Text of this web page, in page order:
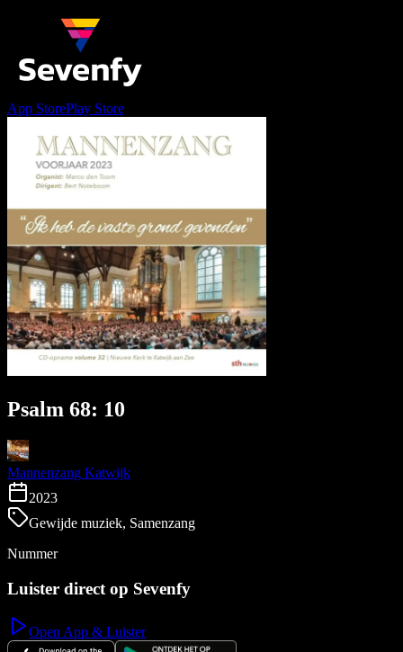
App StorePlay Store
Psalm 68: 10
Mannenzang Katwijk
2023
Gewijde muziek, Samenzang
Nummer
Luister direct op Sevenfy
Open App & Luister